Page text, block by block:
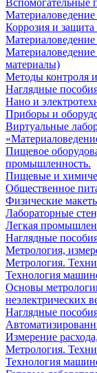
Вспомогательные
Коррозия и защита
материалы)
Методы контроля
Наглядные
Нано и
Приборы и
Виртуальные
Пищевое
промышленность.
Пищевые и
Общественное
Физические
Лабораторные
Легкая
Наглядные
Метрология,
Метрология.
Технология
Основы
неэлектрических
Наглядные
Измерение
Метрология.
Технология